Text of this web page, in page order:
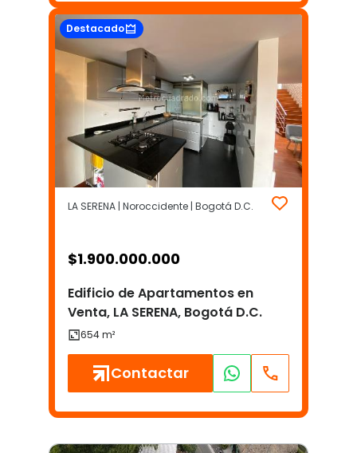
Destacado
LA SERENA | Noroccidente | Bogotá D.C.
$1.900.000.000
Edificio de Apartamentos en
Venta, LA SERENA, Bogotá D.C.
Contactar